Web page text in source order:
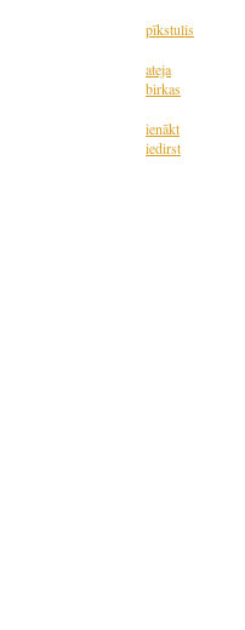
pīkstulis
ateja
birkas
ienākt
iedirst